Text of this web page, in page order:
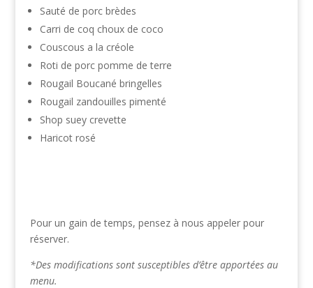
Sauté de porc brèdes
Carri de coq choux de coco
Couscous a la créole
Roti de porc pomme de terre
Rougail Boucané bringelles
Rougail zandouilles pimenté
Shop suey crevette
Haricot rosé
Pour un gain de temps, pensez à nous appeler pour
réserver.
*Des modifications sont susceptibles d’être apportées au
menu.